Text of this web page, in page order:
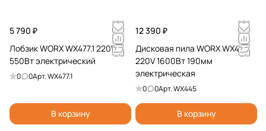
5 790 ₽
Лобзик WORX WX477.1 220V
550Вт электрический
0 0Арт.WX477.1
В корзину
12 390 ₽
Дисковая пила WORX WX445
220V 1600Вт 190мм
электрическая
0 0Арт.WX445
В корзину